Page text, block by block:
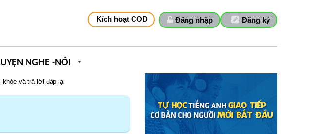
Đăng ký
Đăng nhập
Kích hoạt COD
NGHE -NÓI
khỏe và trả lời đáp lại